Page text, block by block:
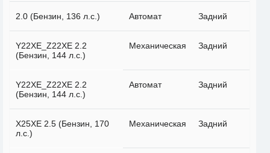
2.0 (Бензин, 136 л.с.) Автомат Задний
Y22XE_Z22XE 2.2
(Бензин, 144 л.с.)
Механическая Задний
Y22XE_Z22XE 2.2
(Бензин, 144 л.с.)
Автомат Задний
X25XE 2.5 (Бензин, 170
л.с.)
Механическая Задний